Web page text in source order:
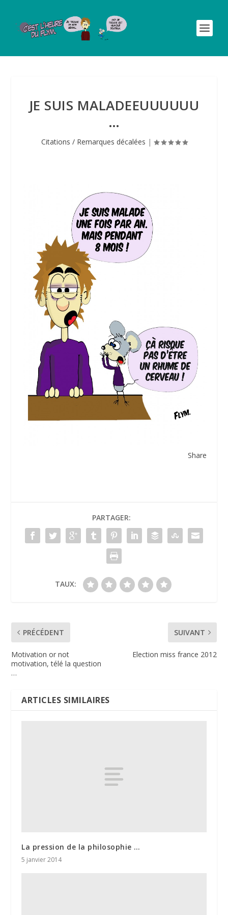
JE SUIS MALADEEUUUUUU
…
Citations / Remarques décalées |
Share
PARTAGER:
TAUX:
PRÉCÉDENT
Motivation or not
motivation, télé la question
…
SUIVANT
Election miss france 2012
ARTICLES SIMILAIRES
La pression de la philosophie …
5 janvier 2014